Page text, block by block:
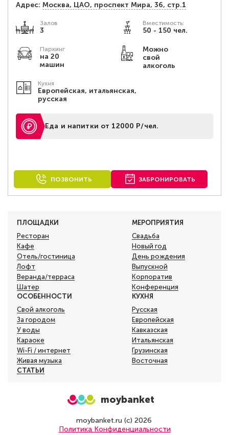
Адрес: Москва, ЦАО, проспект Мира, 36, стр.1
Залов
3
Вместимость:
50 - 150 чел.
Паркинг
на 20
машин
Можно
свой
алкоголь
Кухня
Европейская, итальянская,
русская
Еда и напитки от 12000 Р/чел.
ПОЗВОНИТЬ ЗАБРОНИРОВАТЬ
ПЛОЩАДКИ
Ресторан
Кафе
Отель/гостиница
Лофт
Веранда/терраса
Шатер
МЕРОПРИЯТИЯ
Свадьба
Новый год
День рождения
Выпускной
Корпоратив
Конференция
ОСОБЕННОСТИ
Свой алкоголь
За городом
У воды
Караоке
Wi-Fi / интернет
Живая музыка
КУХНЯ
Русская
Европейская
Кавказская
Итальянская
Грузинская
Восточная
СТАТЬИ
moybanket
moybanket.ru (с) 2026
Политика Конфиденциальности